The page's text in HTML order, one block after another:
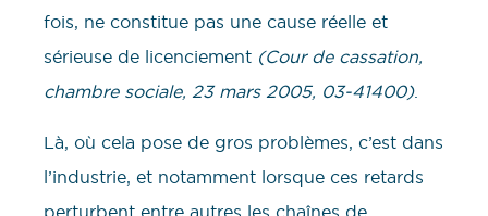
fois, ne constitue pas une cause réelle et
sérieuse de licenciement (Cour de cassation,
chambre sociale, 23 mars 2005, 03-41400).
Là, où cela pose de gros problèmes, c’est dans
l’industrie, et notamment lorsque ces retards
perturbent entre autres les chaînes de